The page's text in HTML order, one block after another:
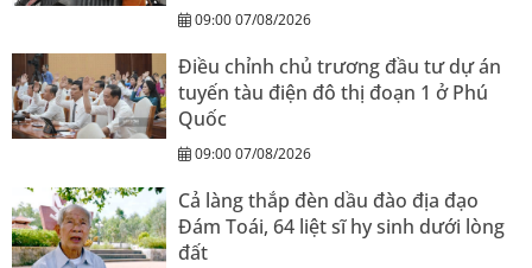
09:00 07/08/2026
Điều chỉnh chủ trương đầu tư dự án
tuyến tàu điện đô thị đoạn 1 ở Phú
Quốc
09:00 07/08/2026
Cả làng thắp đèn dầu đào địa đạo
Đám Toái, 64 liệt sĩ hy sinh dưới lòng
đất